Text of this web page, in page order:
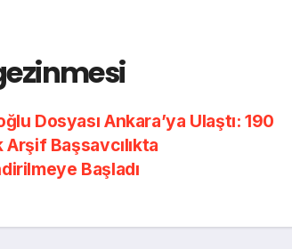
Dosyası Ankara’ya Ulaştı: 190
Başsavcılıkta
Başladı